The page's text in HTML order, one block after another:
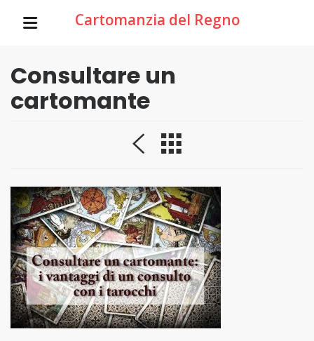
Cartomanzia del Regno
Consultare un
cartomante